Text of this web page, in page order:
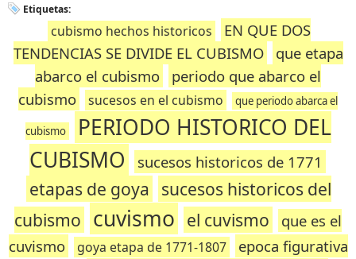
Etiquetas:
cubismo hechos historicos
EN QUE DOS
TENDENCIAS SE DIVIDE EL CUBISMO
que etapa
abarco el cubismo
periodo que abarco el
cubismo
sucesos en el cubismo que periodo abarca el
cubismo
PERIODO HISTORICO DEL
CUBISMO
sucesos historicos de 1771
etapas de goya sucesos historicos del
cubismo cuvismo el cuvismo
que es el
cuvismo
goya etapa de 1771-1807
epoca figurativa